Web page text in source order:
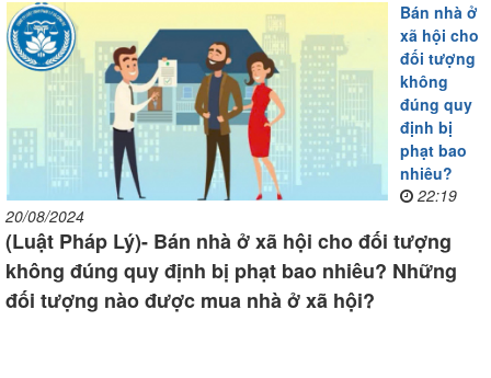
Bán nhà ở
xã hội cho
đối tượng
không
đúng quy
định bị
phạt bao
nhiêu?
22:19
20/08/2024
(Luật Pháp Lý)- Bán nhà ở xã hội cho đối tượng
không đúng quy định bị phạt bao nhiêu? Những
đối tượng nào được mua nhà ở xã hội?